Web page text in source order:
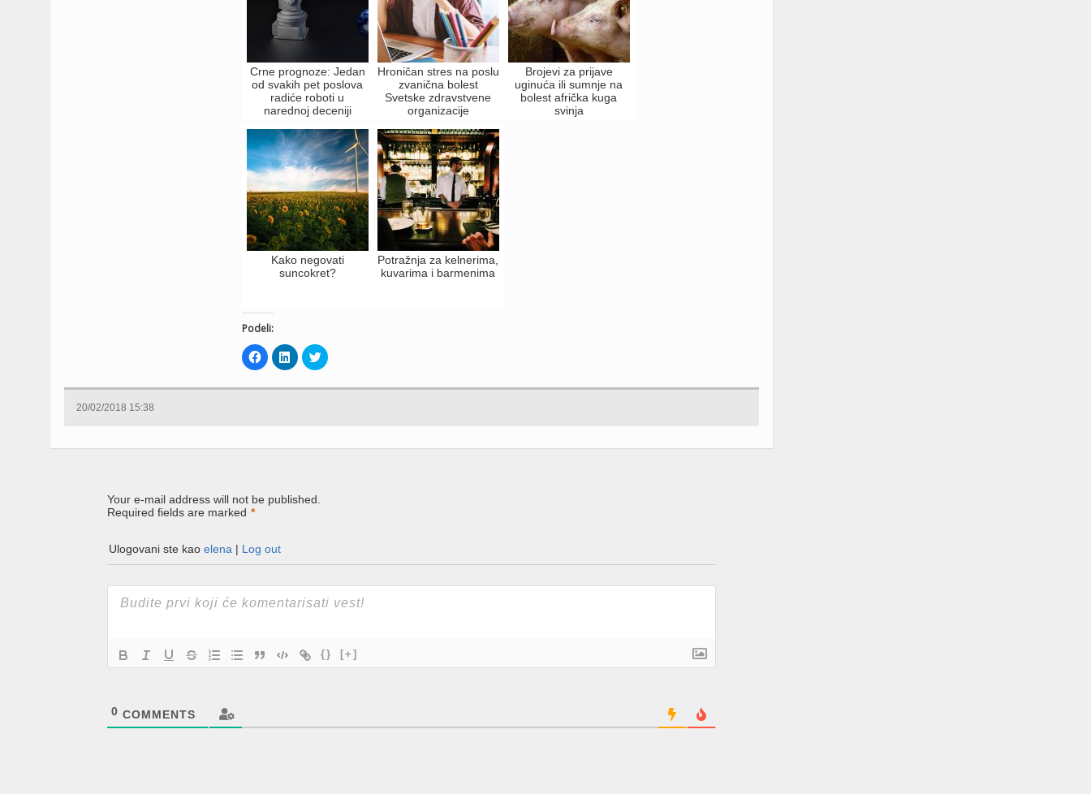
Crne prognoze: Jedan
od svakih pet poslova
radiće roboti u
narednoj deceniji
Hroničan stres na poslu
zvanična bolest
Svetske zdravstvene
organizacije
Brojevi za prijave
uginuća ili sumnje na
bolest afrička kuga
svinja
Kako negovati
suncokret?
Potražnja za kelnerima,
kuvarima i barmenima
Podeli:
Click
to
share
Facebook
Click
to
share
LinkedIn
Click
to
Twitter
20/02/2018 15:38
Your e-mail address will not be published.
Required fields are marked *
Ulogovani ste kao elena | Log out
{} [+]
0 COMMENTS